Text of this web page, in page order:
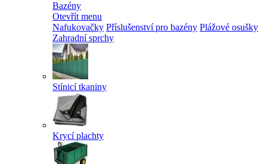
Bazény
Otevřít menu
Nafukovačky Příslušenství pro bazény Plážové osušky
Zahradní sprchy
Stínicí tkaniny
Krycí plachty